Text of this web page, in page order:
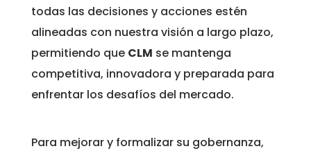
todas las decisiones y acciones estén
alineadas con nuestra visión a largo plazo,
permitiendo que CLM se mantenga
competitiva, innovadora y preparada para
enfrentar los desafíos del mercado.
Para mejorar y formalizar su gobernanza,